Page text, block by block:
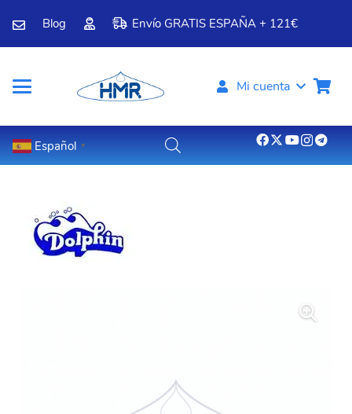
Blog Envío GRATIS ESPAÑA + 121€
Mi cuenta
Español ▼